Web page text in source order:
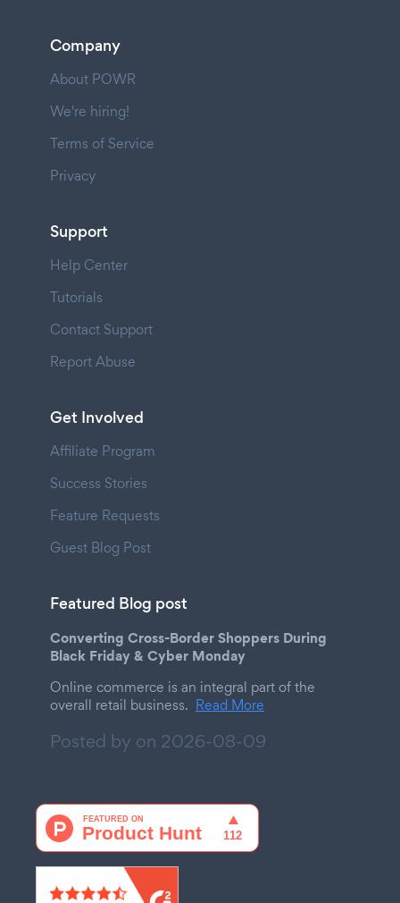
Company
About POWR
We're hiring!
Terms of Service
Privacy
Support
Help Center
Tutorials
Contact Support
Report Abuse
Get Involved
Affiliate Program
Success Stories
Feature Requests
Guest Blog Post
Featured Blog post
Converting Cross-Border Shoppers During
Black Friday & Cyber Monday
Online commerce is an integral part of the
overall retail business. Read More
Posted by on 2026-08-09